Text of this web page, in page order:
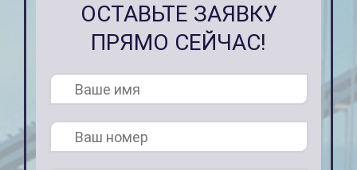
ОСТАВЬТЕ ЗАЯВКУ
ПРЯМО СЕЙЧАС!